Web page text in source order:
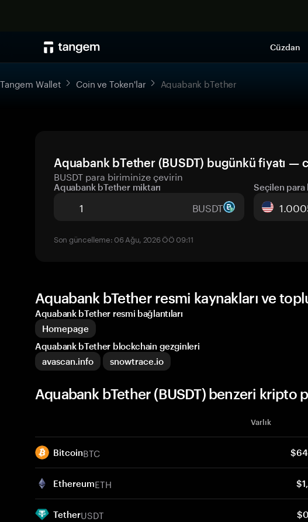
Cüzdan
Tangem Wallet Coin ve Token'lar Aquabank bTether
Aquabank bTether (BUSDT) bugünkü fiyatı —
BUSDT para biriminize çevirin
Aquabank bTether miktarı
BUSDT
Seçilen
Son güncelleme: 06 Ağu, 2026 ÖÖ 09:11
Aquabank bTether resmi kaynakları ve
Aquabank bTether resmi bağlantıları
Homepage
Aquabank bTether blockchain gezginleri
avascan.info
snowtrace.io
Aquabank bTether (BUSDT) benzeri kripto
Varlık
BitcoinBTC
EthereumETH
TetherUSDT